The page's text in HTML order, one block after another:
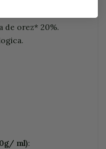
de orez* 20%.
ml):